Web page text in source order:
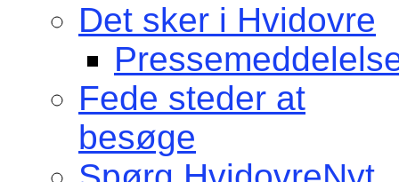
Det sker i Hvidovre
Fede steder at
besøge